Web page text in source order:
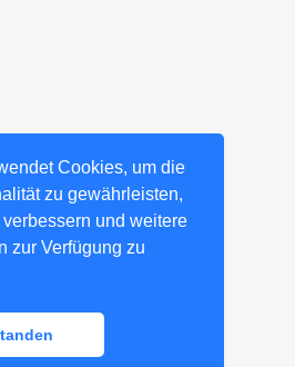
Cookies, um die
zu gewährleisten,
und weitere
zur Verfügung zu